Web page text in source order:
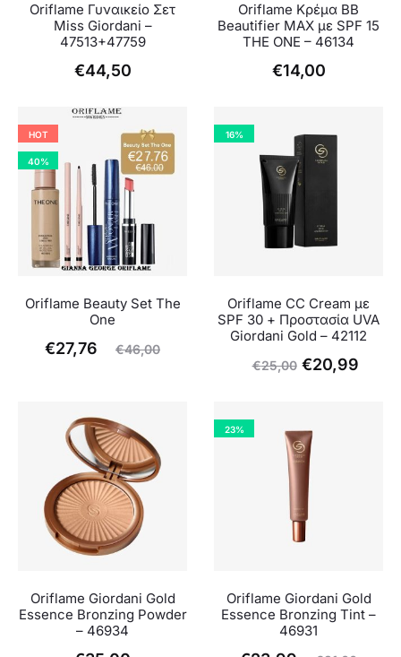
Oriflame Γυναικείο Σετ
Miss Giordani –
47513+47759
€44,50
Oriflame Κρέμα BB
Beautifier MAX με SPF 15
THE ONE – 46134
€14,00
HOT
40%
Oriflame Beauty Set The
One
€46,00
Original
€46,00.
€27,76
Η
16%
Oriflame CC Cream με
SPF 30 + Προστασία UVA
Giordani Gold – 42112
€25,00 Original
€25,00.
€20,99Η
Oriflame Giordani Gold
Essence Bronzing Powder
– 46934
23%
Oriflame Giordani Gold
Essence Bronzing Tint –
46931